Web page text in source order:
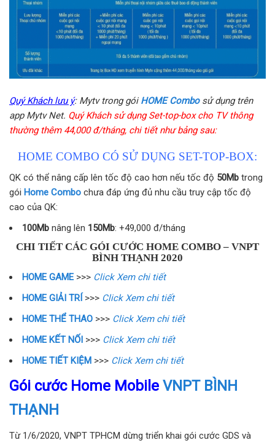
Quý Khách lưu ý: Mytv trong gói HOME Combosử dụng trên
app Mytv Net. Quý Khách sử dụng Set-top-box cho TV thông
thường thêm 44,000 đ/tháng, chi tiết như bảng sau:
HOME COMBO CÓ SỬ DỤNG SET-TOP-BOX:
QK có thể nâng cấp lên tốc độ cao hơn nếu tốc độ 50Mb trong
gói Home Combo chưa đáp ứng đủ nhu cầu truy cập tốc độ
cao của QK:
100Mb nâng lên 150Mb: +49,000 đ/tháng
CHI TIẾT CÁC GÓI CƯỚC HOME COMBO – VNPT
BÌNH THẠNH 2020
HOME GAME >>> Click Xem chi tiết
HOME GIẢI TRÍ >>> Click Xem chi tiết
HOME THỂ THAO >>> Click Xem chi tiết
HOME KẾT NỐI >>> Click Xem chi tiết
HOME TIẾT KIỆM >>> Click Xem chi tiết
Gói cước Home Mobile VNPT BÌNH
THẠNH
Từ 1/6/2020, VNPT TPHCM dừng triển khai gói cước GDS và